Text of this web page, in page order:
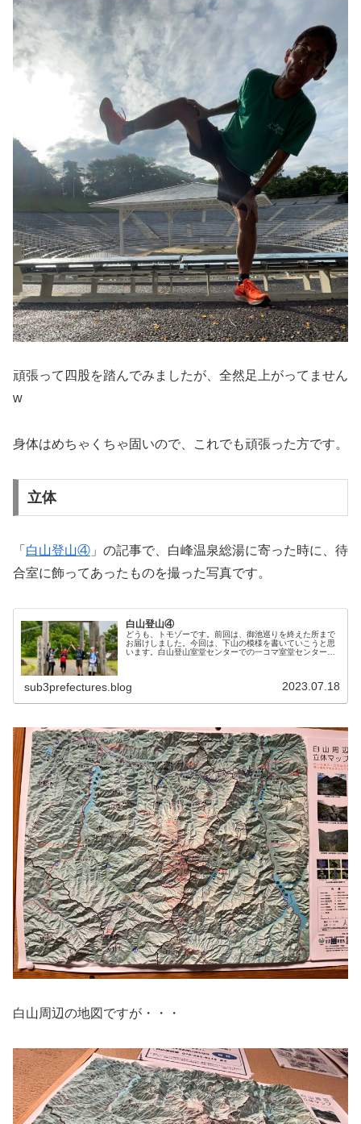
頑張って四股を踏んでみましたが、全然足上がってません
w
身体はめちゃくちゃ固いので、これでも頑張った方です。
立体
「 白山登山④ 」の記事で、白峰温泉総湯に寄った時に、待
合室に飾ってあったものを撮った写真です。
白山登山④
どうも、トモゾーです。前回は、御池巡りを終えた所まで
お届けしました。今回は、下山の模様を書いていこうと思
います。白山登山室堂センターでの一コマ室堂センターに
sub3prefectures.blog 2023.07.18
白山周辺の地図ですが・・・